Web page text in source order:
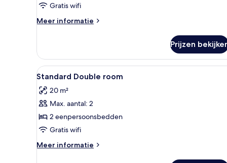
Gratis wifi
Meer informatie
Meer
Prijzen
Alle
foto's
voor
Standard
Double
room
laden
Een hotelkamer met een
2
Standard Double room
20 m²
Max. aantal: 2
2 eenpersoonsbedden
Gratis wifi
Meer informatie
Meer